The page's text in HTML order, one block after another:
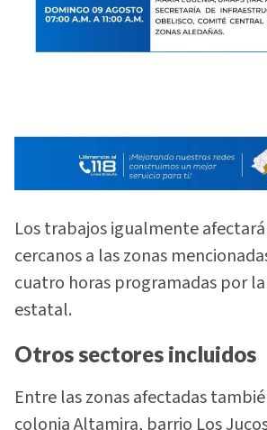
Los trabajos igualmente
cercanos a las zonas
cuatro horas programadas por
estatal.
Otros sectores incluidos
Entre las zonas afectadas
colonia Altamira, barrio Los